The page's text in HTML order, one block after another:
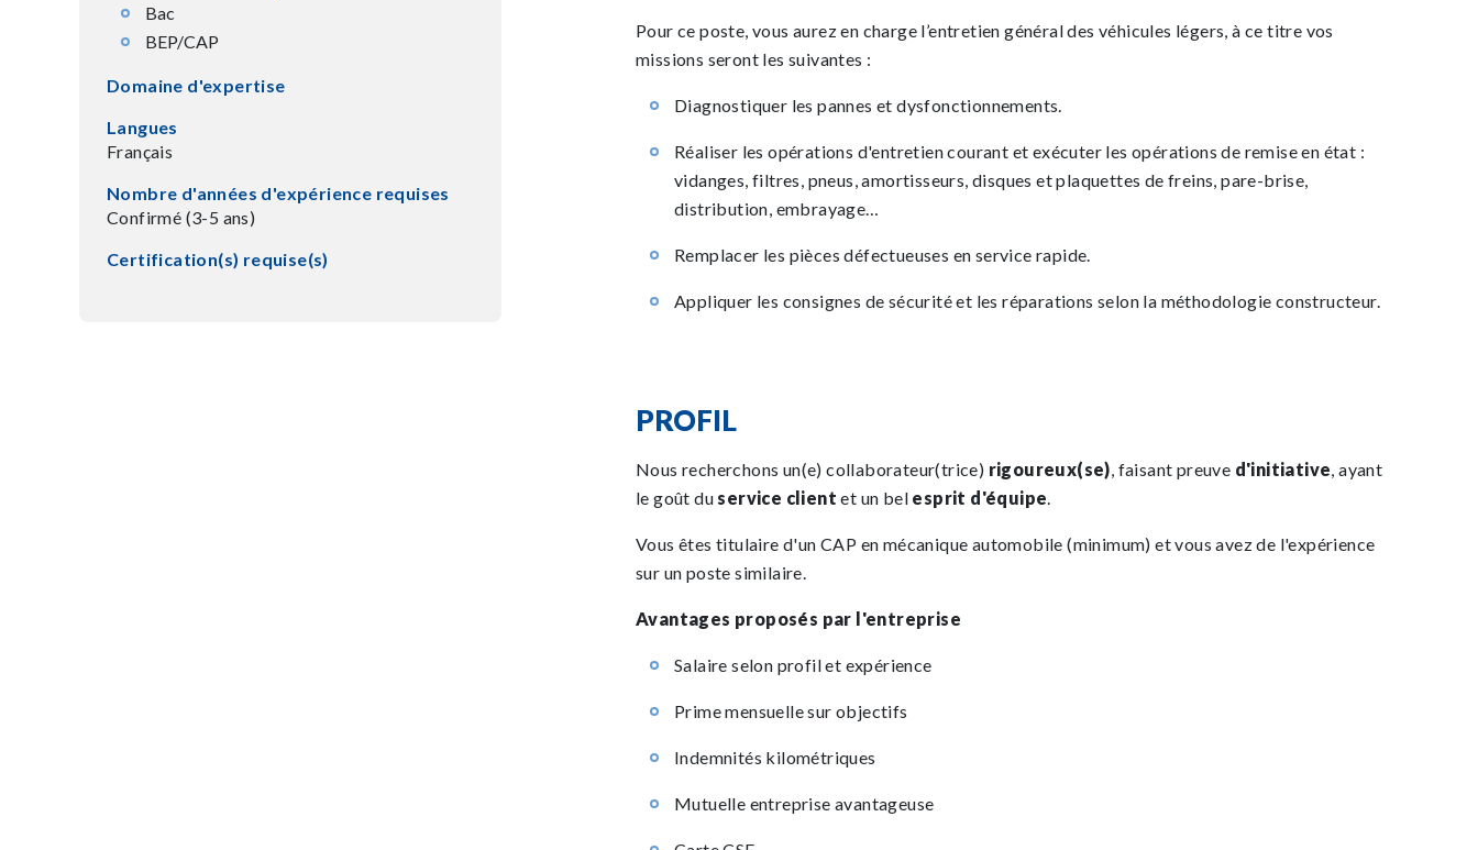
Bac
BEP/CAP
Domaine d'expertise
Langues
Français
Nombre d'années d'expérience requises
Confirmé (3-5 ans)
Certification(s) requise(s)
Pour ce poste, vous aurez en charge l’entretien général des véhicules légers, à ce titre vos
missions seront les suivantes :
Diagnostiquer les pannes et dysfonctionnements.
Réaliser les opérations d'entretien courant et exécuter les opérations de remise en état :
vidanges, filtres, pneus, amortisseurs, disques et plaquettes de freins, pare-brise,
distribution, embrayage…
Remplacer les pièces défectueuses en service rapide.
Appliquer les consignes de sécurité et les réparations selon la méthodologie constructeur.
PROFIL
Nous recherchons un(e) collaborateur(trice) rigoureux(se), faisant preuve d'initiative, ayant
le goût du service client et un bel esprit d'équipe.
Vous êtes titulaire d'un CAP en mécanique automobile (minimum) et vous avez de l'expérience
sur un poste similaire.
Avantages proposés par l'entreprise
Salaire selon profil et expérience
Prime mensuelle sur objectifs
Indemnités kilométriques
Mutuelle entreprise avantageuse